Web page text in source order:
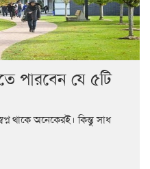
পারবেন যে ৫টি
থাকে অনেকেরই। কিন্তু সাধ